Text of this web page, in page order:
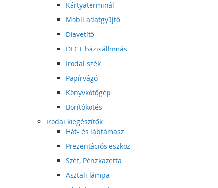
Kártyaterminál
Mobil adatgyűjtő
Diavetítő
DECT bázisállomás
Irodai szék
Papírvágó
Könyvkötőgép
Borítókötés
Irodai kiegészítők
Hát- és lábtámasz
Prezentációs eszköz
Széf, Pénzkazetta
Asztali lámpa